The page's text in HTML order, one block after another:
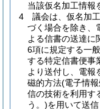
当該仮名加工情報
4
議会は、仮名加
づく場合を除き、
よる信書の送達に
6項に規定する一
する特定信書便事
より送付し、電報
磁的方法(電子情
信の技術を利用す
う。)を用いて送